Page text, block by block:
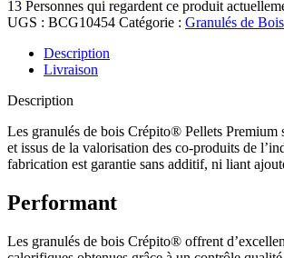
13 Personnes qui regardent ce produit
UGS : BCG10454 Catégorie : Granulés de Bois
Description
Livraison
Description
Les granulés de bois Crépito® Pellets Premium
et issus de la valorisation des co-produits de
fabrication est garantie sans additif, ni liant
Performant
Les granulés de bois Crépito® offrent